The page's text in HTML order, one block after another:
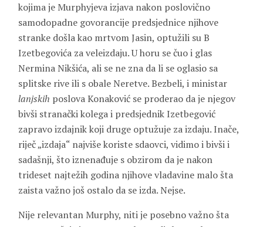
kojima je Murphyjeva izjava nakon poslovično
samodopadne govorancije predsjednice njihove
stranke došla kao mrtvom Jasin, optužili su B
Izetbegovića za veleizdaju. U horu se čuo i glas
Nermina Nikšića, ali se ne zna da li se oglasio sa
splitske rive ili s obale Neretve. Bezbeli, i ministar
lanjskih poslova Konaković se proderao da je njegov
bivši stranački kolega i predsjednik Izetbegović
zapravo izdajnik koji druge optužuje za izdaju. Inače,
riječ „izdaja“ najviše koriste sdaovci, vidimo i bivši i
sadašnji, što iznenađuje s obzirom da je nakon
trideset najtežih godina njihove vladavine malo šta
zaista važno još ostalo da se izda. Nejse.
Nije relevantan Murphy, niti je posebno važno šta